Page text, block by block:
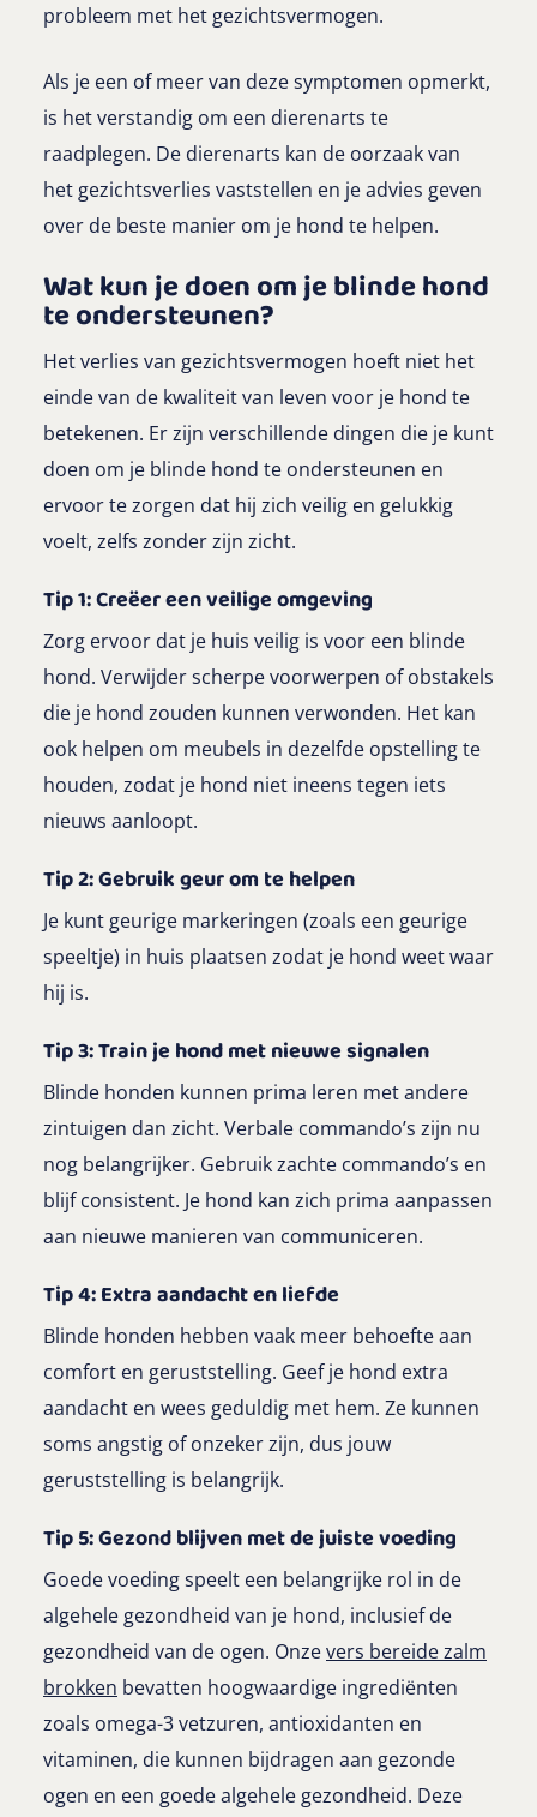
probleem met het gezichtsvermogen.
Als je een of meer van deze symptomen opmerkt,
is het verstandig om een dierenarts te
raadplegen. De dierenarts kan de oorzaak van
het gezichtsverlies vaststellen en je advies geven
over de beste manier om je hond te helpen.
Wat kun je doen om je blinde hond
te ondersteunen?
Het verlies van gezichtsvermogen hoeft niet het
einde van de kwaliteit van leven voor je hond te
betekenen. Er zijn verschillende dingen die je kunt
doen om je blinde hond te ondersteunen en
ervoor te zorgen dat hij zich veilig en gelukkig
voelt, zelfs zonder zijn zicht.
Tip 1: Creëer een veilige omgeving
Zorg ervoor dat je huis veilig is voor een blinde
hond. Verwijder scherpe voorwerpen of obstakels
die je hond zouden kunnen verwonden. Het kan
ook helpen om meubels in dezelfde opstelling te
houden, zodat je hond niet ineens tegen iets
nieuws aanloopt.
Tip 2: Gebruik geur om te helpen
Je kunt geurige markeringen (zoals een geurige
speeltje) in huis plaatsen zodat je hond weet waar
hij is.
Tip 3: Train je hond met nieuwe signalen
Blinde honden kunnen prima leren met andere
zintuigen dan zicht. Verbale commando’s zijn nu
nog belangrijker. Gebruik zachte commando’s en
blijf consistent. Je hond kan zich prima aanpassen
aan nieuwe manieren van communiceren.
Tip 4: Extra aandacht en liefde
Blinde honden hebben vaak meer behoefte aan
comfort en geruststelling. Geef je hond extra
aandacht en wees geduldig met hem. Ze kunnen
soms angstig of onzeker zijn, dus jouw
geruststelling is belangrijk.
Tip 5: Gezond blijven met de juiste voeding
Goede voeding speelt een belangrijke rol in de
algehele gezondheid van je hond, inclusief de
gezondheid van de ogen. Onzevers bereide zalm
brokken bevatten hoogwaardige ingrediënten
zoals omega-3 vetzuren, antioxidanten en
vitaminen, die kunnen bijdragen aan gezonde
ogen en een goede algehele gezondheid. Deze